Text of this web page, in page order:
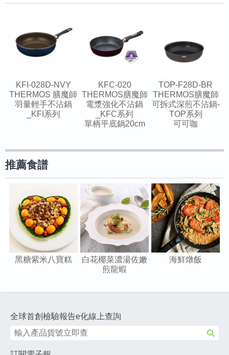
KFI-028D-NVY
THERMOS 膳魔師
羽量輕手不沾鍋
_KFI系列
KFC-020
THERMOS膳魔師
電漿強化不沾鍋
_KFC系列
單柄平底鍋20cm
TOP-F28D-BR
THERMOS膳魔師
可拆式深煎不沾鍋-
TOP系列
可可咖
推薦食譜
黑糖紫米八寶糕
白花椰菜濃湯佐嫩
煎龍蝦
海鮮燉飯
全球首創檢驗報告e化線上查詢